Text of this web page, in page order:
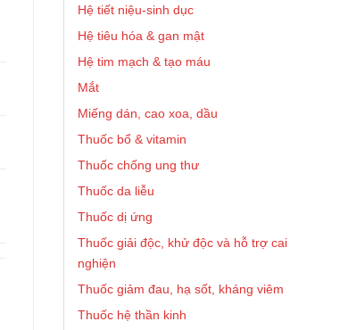
Hệ tiết niệu-sinh dục
Hệ tiêu hóa & gan mật
Hệ tim mạch & tạo máu
Mắt
Miếng dán, cao xoa, dầu
Thuốc bổ & vitamin
Thuốc chống ung thư
Thuốc da liễu
Thuốc dị ứng
Thuốc giải độc, khử độc và hỗ trợ cai
nghiện
Thuốc giảm đau, hạ sốt, kháng viêm
Thuốc hệ thần kinh